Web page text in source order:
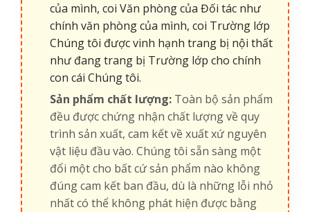
của mình, coi Văn phòng của Đối tác như
chính văn phòng của mình, coi Trường lớp
Chúng tôi được vinh hạnh trang bị nội thất
như đang trang bị Trường lớp cho chính
con cái Chúng tôi.
Sản phẩm chất lượng: Toàn bộ sản phẩm
đều được chứng nhận chất lượng về quy
trình sản xuất, cam kết về xuất xứ nguyên
vật liệu đầu vào. Chúng tôi sẵn sàng một
đổi một cho bất cứ sản phẩm nào không
đúng cam kết ban đầu, dù là những lỗi nhỏ
nhất có thể không phát hiện được bằng